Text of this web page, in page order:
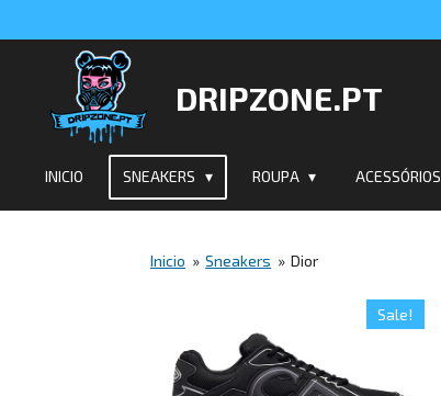
conteúdo
principal
DRIPZONE.PT
INICIO SNEAKERS ROUPA ACESSÓRIOS
Inicio » Sneakers » Dior
Sale!